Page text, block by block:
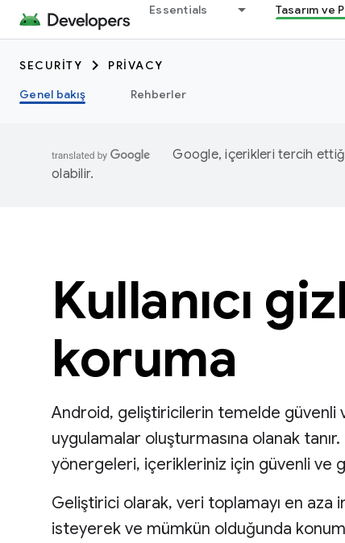
Essentials Tasarım ve
SECURITY
PRIVACY
Genel bakış
Rehberler
Google, içerikleri tercih
olabilir.
Kullanıcı
koruma
Android, geliştiricilerin temelde güvenli
uygulamalar oluşturmasına olanak
yönergeleri, içerikleriniz için güvenli ve
Geliştirici olarak, veri toplamayı en aza
isteyerek ve mümkün olduğunda konum